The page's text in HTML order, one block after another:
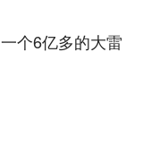
个6亿多的大雷